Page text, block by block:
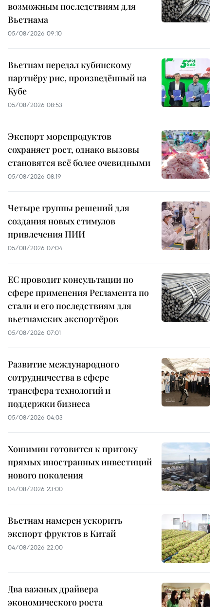
возможным последствиям для
Вьетнама
05/08/2026 09:10
Вьетнам передал кубинскому
партнёру рис, произведённый на
Кубе
05/08/2026 08:53
Экспорт морепродуктов
сохраняет рост, однако вызовы
становятся всё более очевидными
05/08/2026 08:19
Четыре группы решений для
создания новых стимулов
привлечения ПИИ
05/08/2026 07:04
ЕС проводит консультации по
сфере применения Регламента по
стали и его последствиям для
вьетнамских экспортёров
05/08/2026 07:01
Развитие международного
сотрудничества в сфере
трансфера технологий и
поддержки бизнеса
05/08/2026 04:03
Хошимин готовится к притоку
прямых иностранных инвестиций
нового поколения
04/08/2026 23:00
Вьетнам намерен ускорить
экспорт фруктов в Китай
04/08/2026 22:00
Два важных драйвера
экономического роста